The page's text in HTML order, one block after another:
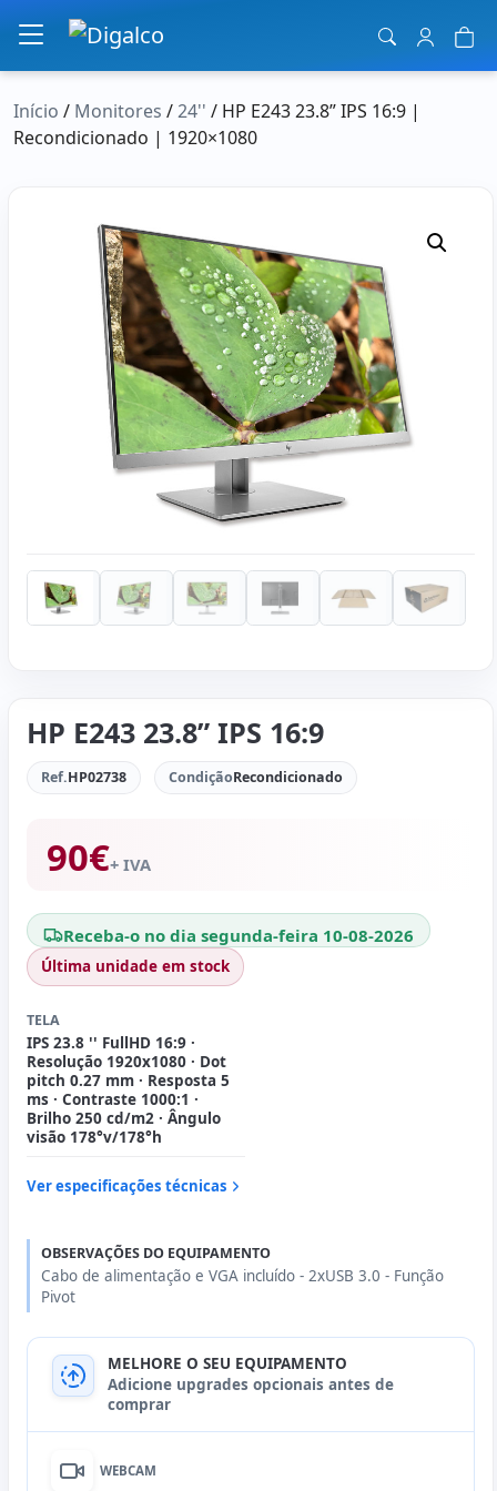
Navegação principal
Início / Monitores /24'' / HP E243 23.8” IPS 16:9 |
Recondicionado | 1920×1080
HP E243 23.8” IPS 16:9
Ref.HP02738 CondiçãoRecondicionado
90€+ IVA
Receba-o no dia segunda-feira 10-08-2026
Última unidade em stock
TELA
IPS 23.8 '' FullHD 16:9 ·
Resolução 1920x1080 · Dot
pitch 0.27 mm · Resposta 5
ms · Contraste 1000:1 ·
Brilho 250 cd/m2 · Ângulo
visão 178°v/178°h
Ver especificações técnicas
OBSERVAÇÕES DO EQUIPAMENTO
Cabo de alimentação e VGA incluído - 2xUSB 3.0 - Função
Pivot
MELHORE O SEU EQUIPAMENTO
Adicione upgrades opcionais antes de
comprar
WEBCAM